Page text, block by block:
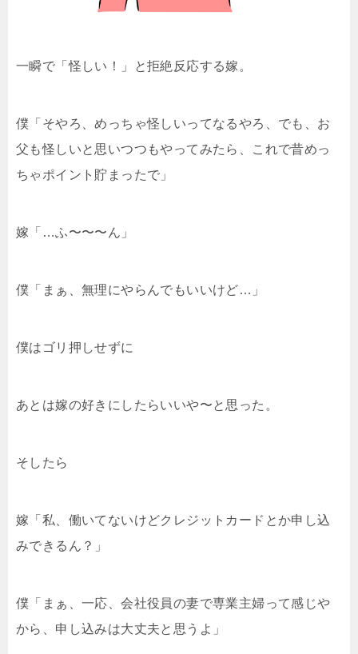
一瞬で「怪しい！」と拒絶反応する嫁。
僕「そやろ、めっちゃ怪しいってなるやろ、でも、お
父も怪しいと思いつつもやってみたら、これで昔めっ
ちゃポイント貯まったで」
嫁「…ふ〜〜〜ん」
僕「まぁ、無理にやらんでもいいけど…」
僕はゴリ押しせずに
あとは嫁の好きにしたらいいや〜と思った。
そしたら
嫁「私、働いてないけどクレジットカードとか申し込
みできるん？」
僕「まぁ、一応、会社役員の妻で専業主婦って感じや
から、申し込みは大丈夫と思うよ」